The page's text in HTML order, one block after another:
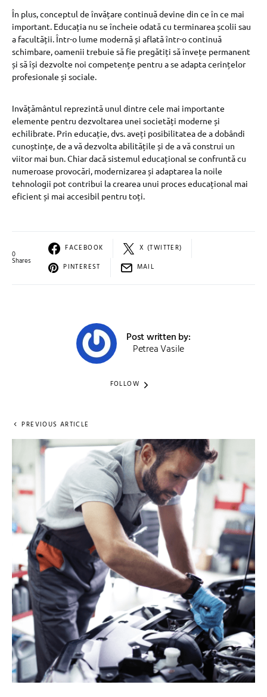
În plus, conceptul de învățare continuă devine din ce în ce mai
important. Educația nu se încheie odată cu terminarea școlii sau
a facultății. Într-o lume modernă și aflată într-o continuă
schimbare, oamenii trebuie să fie pregătiți să învețe permanent
și să își dezvolte noi competențe pentru a se adapta cerințelor
profesionale și sociale.
Invățământul reprezintă unul dintre cele mai importante
elemente pentru dezvoltarea unei societăți moderne și
echilibrate. Prin educație, dvs. aveți posibilitatea de a dobândi
cunoștințe, de a vă dezvolta abilitățile și de a vă construi un
viitor mai bun. Chiar dacă sistemul educațional se confruntă cu
numeroase provocări, modernizarea și adaptarea la noile
tehnologii pot contribui la crearea unui proces educațional mai
eficient și mai accesibil pentru toți.
0
Shares
FACEBOOK
X (TWITTER)
PINTEREST
MAIL
Post written by:
Petrea Vasile
FOLLOW
PREVIOUS ARTICLE